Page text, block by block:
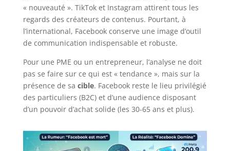
« nouveauté ». TikTok et Instagram attirent tous les
regards des créateurs de contenus. Pourtant, à
l’international, Facebook conserve une image d’outil
de communication indispensable et robuste.
Pour une PME ou un entrepreneur, l’analyse ne doit
pas se faire sur ce qui est « tendance », mais sur la
présence de sa cible. Facebook reste le lieu privilégié
des particuliers (B2C) et d’une audience disposant
d’un pouvoir d’achat solide (les 30-65 ans et plus).